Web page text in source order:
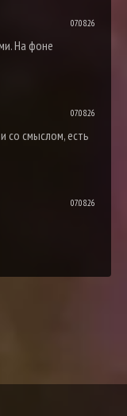
07.08.26
На фоне
07.08.26
со смыслом, есть
07.08.26